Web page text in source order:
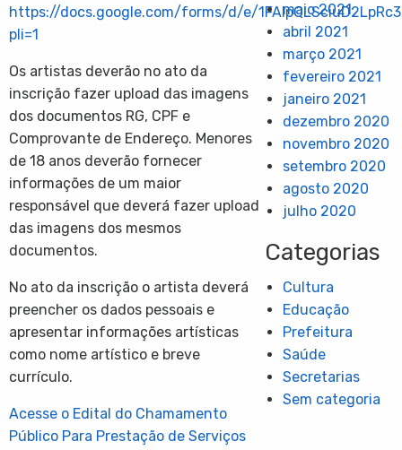
https://docs.google.com/forms/d/e/
pli=1
Os artistas deverão no ato da
inscrição fazer upload das imagens
dos documentos RG, CPF e
Comprovante de Endereço. Menores
de 18 anos deverão fornecer
informações de um maior
responsável que deverá fazer upload
das imagens dos mesmos
documentos.
No ato da inscrição o artista deverá
preencher os dados pessoais e
apresentar informações artísticas
como nome artístico e breve
currículo.
Acesse o Edital do Chamamento
Público Para Prestação de Serviços
maio 2021
abril 2021
março 2021
fevereiro 2021
janeiro 2021
dezembro 2020
novembro 2020
setembro 2020
agosto 2020
julho 2020
Categorias
Cultura
Educação
Prefeitura
Saúde
Secretarias
Sem categoria